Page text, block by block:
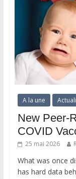
A la une
New Peer-
COVID
25 mai 2026
What was once
has hard data